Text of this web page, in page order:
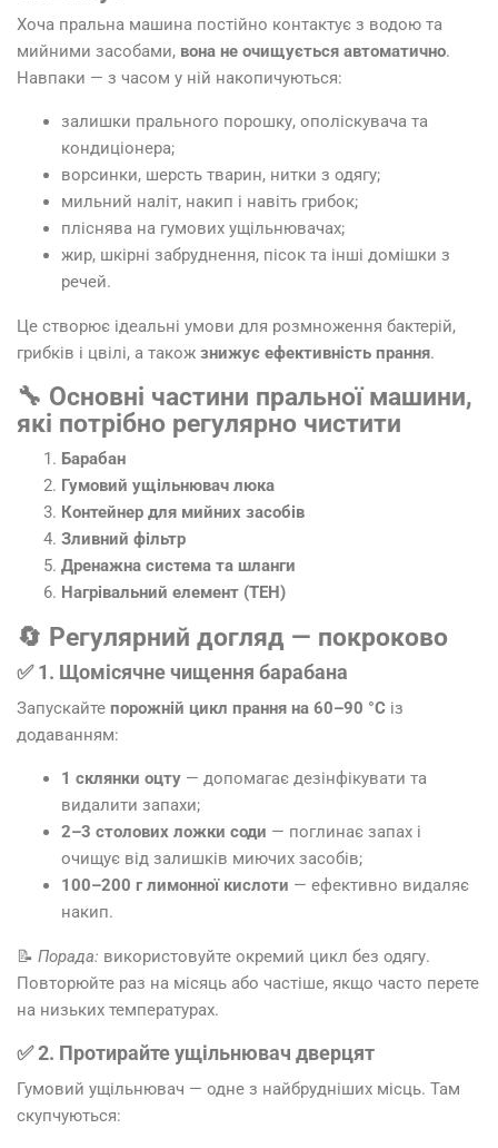
Хоча пральна машина постійно контактує з водою та
мийними засобами, вона не очищується автоматично.
Навпаки — з часом у ній накопичуються:
залишки прального порошку, ополіскувача та
кондиціонера;
ворсинки, шерсть тварин, нитки з одягу;
мильний наліт, накип і навіть грибок;
пліснява на гумових ущільнювачах;
жир, шкірні забруднення, пісок та інші домішки з
речей.
Це створює ідеальні умови для розмноження бактерій,
грибків і цвілі, а також знижує ефективність прання.
🔧 Основні частини пральної машини,
які потрібно регулярно чистити
Барабан
Гумовий ущільнювач люка
Контейнер для мийних засобів
Зливний фільтр
Дренажна система та шланги
Нагрівальний елемент (ТЕН)
🔄 Регулярний догляд — покроково
✅ 1. Щомісячне чищення барабана
Запускайте порожній цикл прання на 60–90 °C із
додаванням:
1 склянки оцту — допомагає дезінфікувати та
видалити запахи;
2–3 столових ложки соди — поглинає запах і
очищує від залишків миючих засобів;
100–200 г лимонної кислоти — ефективно видаляє
накип.
📝 Порада: використовуйте окремий цикл без одягу.
Повторюйте раз на місяць або частіше, якщо часто перете
на низьких температурах.
✅ 2. Протирайте ущільнювач дверцят
Гумовий ущільнювач — одне з найбрудніших місць. Там
скупчуються: